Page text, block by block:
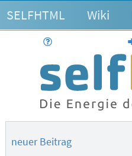
SELFHTML Wiki
neuer Beitrag